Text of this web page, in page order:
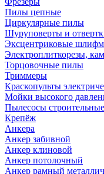
Пилы цепные
Циркулярные пилы
Шуруповерты и
Эксцентриковые
Электроплиткорезы,
Торцовочные пилы
Триммеры
Краскопульты
Мойки высокого
Пылесосы
Крепёж
Анкера
Анкер забивной
Анкер клиновой
Анкер потолочный
Анкер рамный